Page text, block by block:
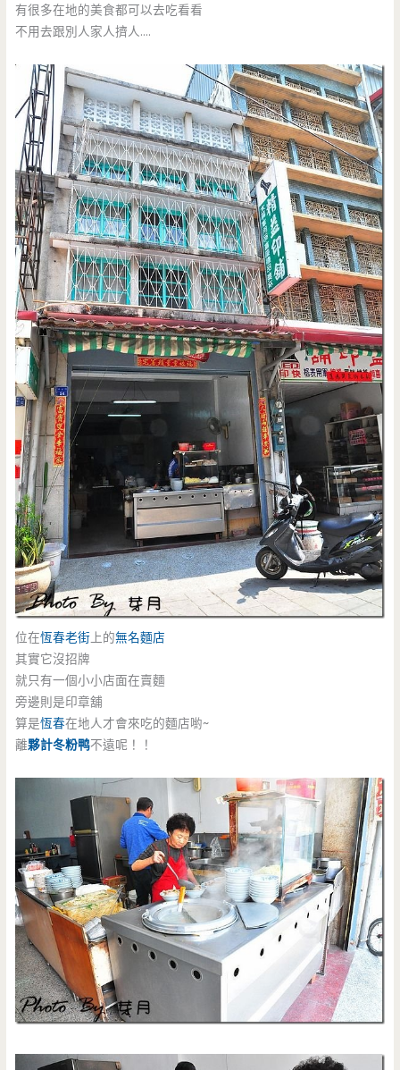
有很多在地的美食都可以去吃看看
不用去跟別人家人擠人….
位在恆春老街上的無名麵店
其實它沒招牌
就只有一個小小店面在賣麵
旁邊則是印章舖
算是恆春在地人才會來吃的麵店喲~
離夥計冬粉鸭不遠呢！！